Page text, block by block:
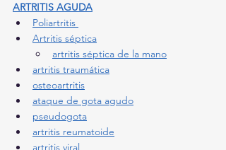
ARTRITIS AGUDA
Poliartritis
Artritis séptica
artritis séptica de la mano
artritis traumática
osteoartritis
ataque de gota agudo
pseudogota
artritis reumatoide
artritis viral